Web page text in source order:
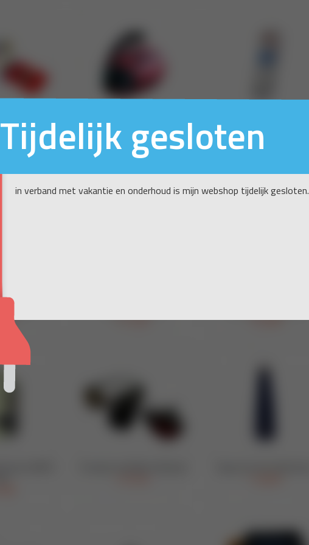
Tijdelijk gesloten
in verband met vakantie en onderhoud is mijn webshop tijdelijk gesloten.